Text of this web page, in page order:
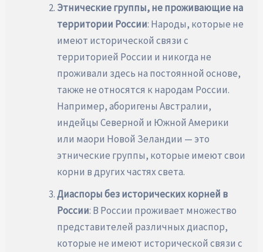
Этнические группы, не проживающие на
территории России: Народы, которые не
имеют исторической связи с
территорией России и никогда не
проживали здесь на постоянной основе,
также не относятся к народам России.
Например, аборигены Австралии,
индейцы Северной и Южной Америки
или маори Новой Зеландии — это
этнические группы, которые имеют свои
корни в других частях света.
Диаспоры без исторических корней в
России: В России проживает множество
представителей различных диаспор,
которые не имеют исторической связи с